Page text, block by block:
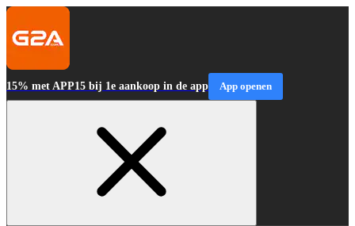
15% met APP15 bij 1e aankoop in de app App openen